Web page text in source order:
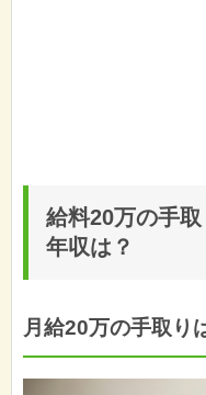
給料20万の手
年収は？
月給20万の手取